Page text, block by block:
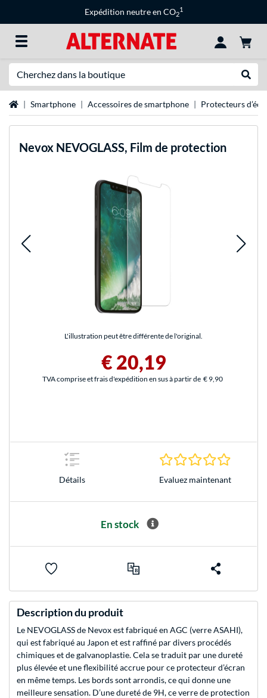
Expédition neutre en CO2
1
Page d'accueil
Smartphone Accessoires de smartphone Protecteurs
Nevox NEVOGLASS, Film de protection
L'illustration peut être différente de l'original.
€ 20,19
TVA comprise et frais d'expédition en sus à partir de € 9,90
Détails Evaluez maintenant
En stock
Description du produit
Le NEVOGLASS de Nevox est fabriqué en AGC (verre ASAHI),
qui est fabriqué au Japon et est raffiné par divers procédés
chimiques et de galvanoplastie. Cela se traduit par une dureté
plus élevée et une flexibilité accrue pour ce protecteur d’écran
en même temps. Les bords sont arrondis, ce qui donne une
meilleure sensation. D’une dureté de 9H, ce verre de protection